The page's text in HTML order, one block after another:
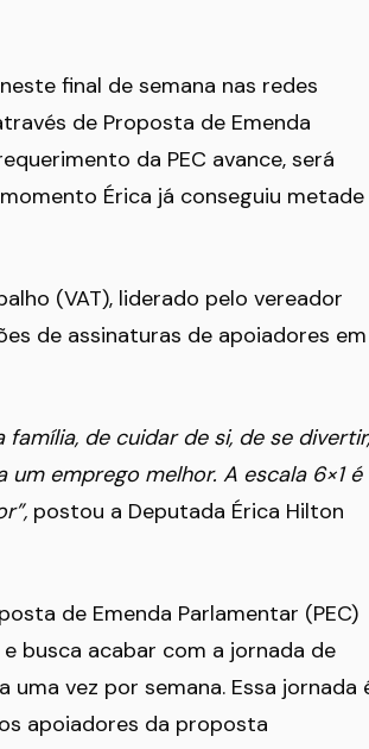
final de semana nas redes
de Proposta de Emenda
da PEC avance, será
Érica já conseguiu metade
(VAT), liderado pelo vereador
de assinaturas de apoiadores em
de cuidar de si, de se divertir,
emprego melhor. A escala 6×1 é
postou a Deputada Érica Hilton
de Emenda Parlamentar (PEC)
busca acabar com a jornada de
vez por semana. Essa jornada
apoiadores da proposta